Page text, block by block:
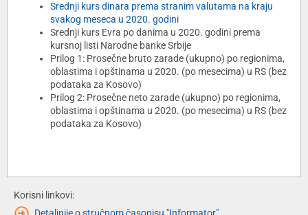
Srednji kurs dinara prema stranim valutama na kraju
svakog meseca u 2020. godini
Srednji kurs Evra po danima u 2020. godini prema
kursnoj listi Narodne banke Srbije
Prilog 1: Prosečne bruto zarade (ukupno) po regionima,
oblastima i opštinama u 2020. (po mesecima) u RS (bez
podataka za Kosovo)
Prilog 2: Prosečne neto zarade (ukupno) po regionima,
oblastima i opštinama u 2020. (po mesecima) u RS (bez
podataka za Kosovo)
Korisni linkovi:
Detaljnije o stručnom časopisu "Informator"